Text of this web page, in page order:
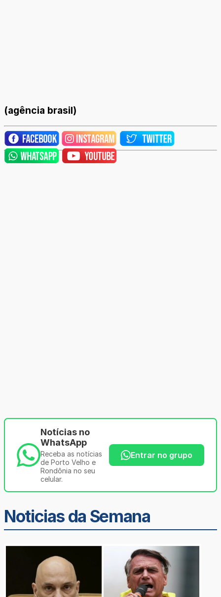
(agência brasil)
Notícias no
WhatsApp
Receba as notícias
de Porto Velho e
Rondônia no seu
celular.
Entrar no grupo
Noticias da Semana